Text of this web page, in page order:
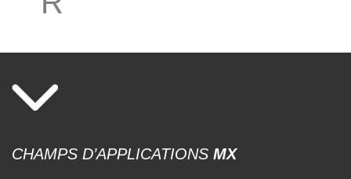
CHAMPS D’APPLICATIONS MX